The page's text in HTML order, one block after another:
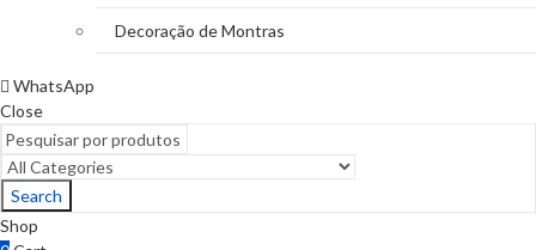
Decoração de Montras
WhatsApp
Close
Search
Shop